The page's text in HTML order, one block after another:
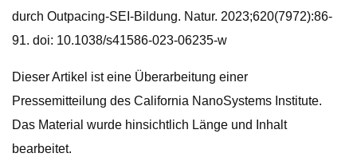
durch Outpacing-SEI-Bildung. Natur. 2023;620(7972):86-
91. doi: 10.1038/s41586-023-06235-w
Dieser Artikel ist eine Überarbeitung einer
Pressemitteilung des California NanoSystems Institute.
Das Material wurde hinsichtlich Länge und Inhalt
bearbeitet.